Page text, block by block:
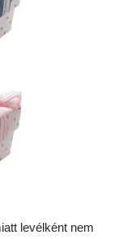
levélként nem